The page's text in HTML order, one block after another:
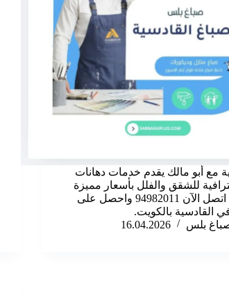
مع أبو مالك يقدم خدمات دهانات
للشقق والفلل بأسعار مميزة
وجودة عالية. اتصل الآن 94982011 واحصل على
القادسية بالكويت.
بلس
16.04.2026